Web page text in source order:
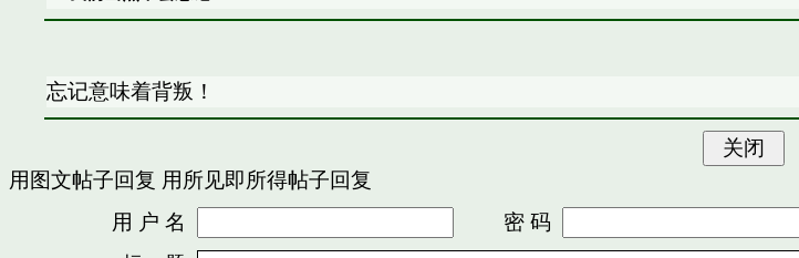
忘记意味着背叛！
用图文帖子回复 用所见即所得帖子回复
用 户 名
密 码